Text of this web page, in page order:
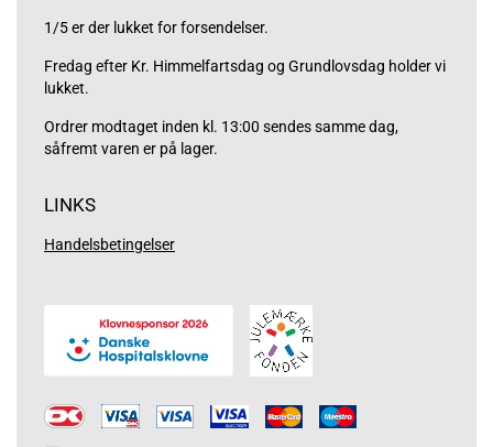
1/5 er der lukket for forsendelser.
Fredag efter Kr. Himmelfartsdag og Grundlovsdag holder vi
lukket.
Ordrer modtaget inden kl. 13:00 sendes samme dag,
såfremt varen er på lager.
LINKS
Handelsbetingelser